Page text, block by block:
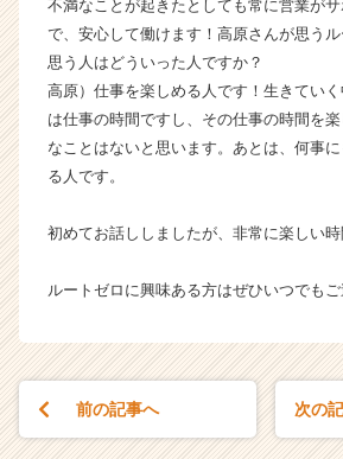
e
e
r）
不満なことが起きたとしても常に営業が
で、安心して働けます！高原さんが思う
思う人はどういった人ですか？
高原）仕事を楽しめる人です！生きてい
は仕事の時間ですし、その仕事の時間を
なことはないと思います。あとは、何事
る人です。
初めてお話ししましたが、非常に楽しい時
ルートゼロに興味ある方はぜひいつでもご
前の記事へ 次の